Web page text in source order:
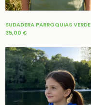
SUDADERA PARROQUIAS VERDE
35,00 €